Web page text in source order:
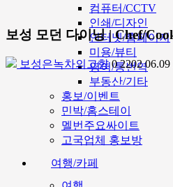
컴퓨터/CCTV
인쇄/디자인
인터넷/홈페이지
미용/뷰티
영어/통번역
부동산/기타
홍보/이벤트
민박/홈스테이
멜번주요싸이트
고국업체 홍보방
여행/카페
보성 모던 다이닝 | Chef/
보성은녹차의고향 0220206.09